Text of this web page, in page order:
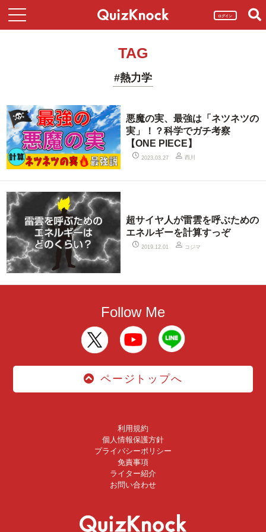
ログイン
TAG
#熱力学
悪魔の実、最強は「ネツネツの
実」！？科学でガチ考察
【ONE PIECE】
2023.03.27 西川
超サイヤ人が雷雲を呼ぶための
エネルギーを計算すっぞ
2019.12.01 コジマ
Follow Me
ページトップへ
利用規約
個人情報保護方針
プライバシーポリシー
免責事項
ライター紹介
お問い合わせ